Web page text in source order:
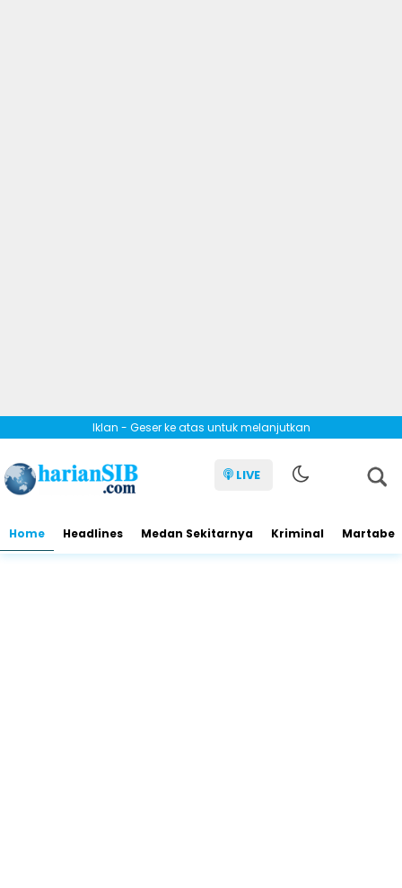
Iklan - Geser ke atas untuk melanjutkan
LIVE
Home Headlines Medan Sekitarnya Kriminal Martabe